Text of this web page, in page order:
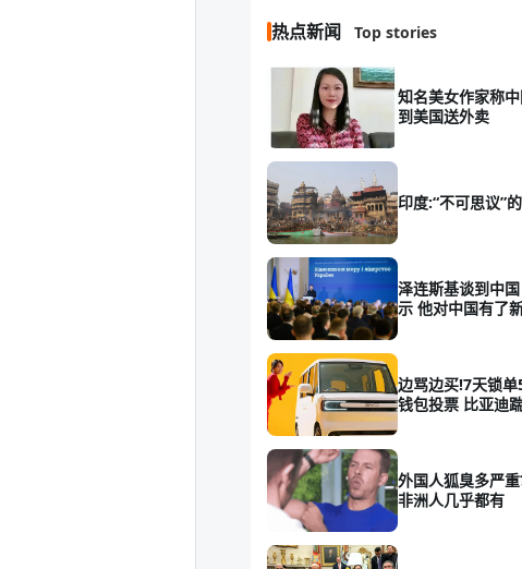
热点新闻 Top stories
知名美女作家称
到美国送外卖
印度:“不可思议”
泽连斯基谈到中
示 他对中国有了
边骂边买!7天锁
钱包投票 比亚迪
外国人狐臭多严
非洲人几乎都有